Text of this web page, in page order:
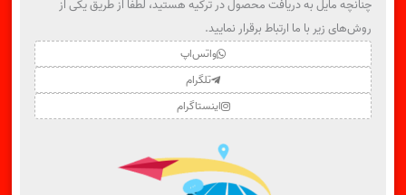
چنانچه مایل به دریافت محصول در ترکیه هستید، لطفا از طریق یکی از
روش‌های زیر با ما ارتباط برقرار نمایید.
واتس‌اپ
تلگرام
اینستاگرام